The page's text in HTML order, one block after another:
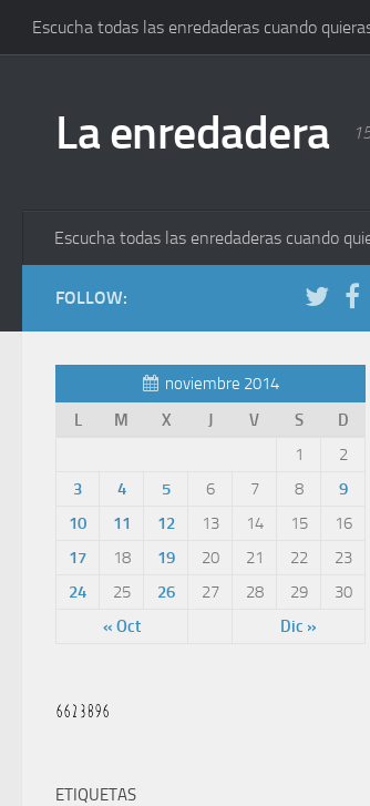
Escucha todas las enredaderas cuando
La enredadera
Escucha todas las enredaderas cuando
FOLLOW:
noviembre 2014
L
M X J V S D
« Oct Dic »
1
2
3
4 5 6 7 8
9
10
11 12 13 14 15
16
17
18 19 20 21 22
23
24
25 26 27 28 29 30
ETIQUETAS